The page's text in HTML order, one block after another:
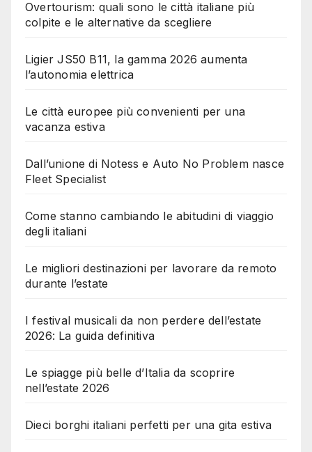
Overtourism: quali sono le città italiane più
colpite e le alternative da scegliere
Ligier JS50 B11, la gamma 2026 aumenta
l’autonomia elettrica
Le città europee più convenienti per una
vacanza estiva
Dall’unione di Notess e Auto No Problem nasce
Fleet Specialist
Come stanno cambiando le abitudini di viaggio
degli italiani
Le migliori destinazioni per lavorare da remoto
durante l’estate
I festival musicali da non perdere dell’estate
2026: La guida definitiva
Le spiagge più belle d’Italia da scoprire
nell’estate 2026
Dieci borghi italiani perfetti per una gita estiva